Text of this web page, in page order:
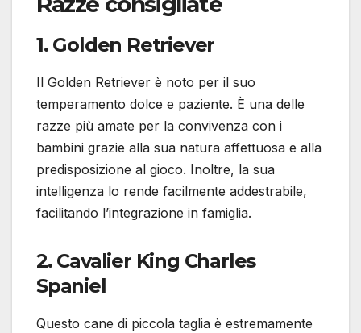
1. Golden Retriever
Il Golden Retriever è noto per il suo
temperamento dolce e paziente. È una delle
razze più amate per la convivenza con i
bambini grazie alla sua natura affettuosa e alla
predisposizione al gioco. Inoltre, la sua
intelligenza lo rende facilmente addestrabile,
facilitando l’integrazione in famiglia.
2. Cavalier King Charles
Spaniel
Questo cane di piccola taglia è estremamente